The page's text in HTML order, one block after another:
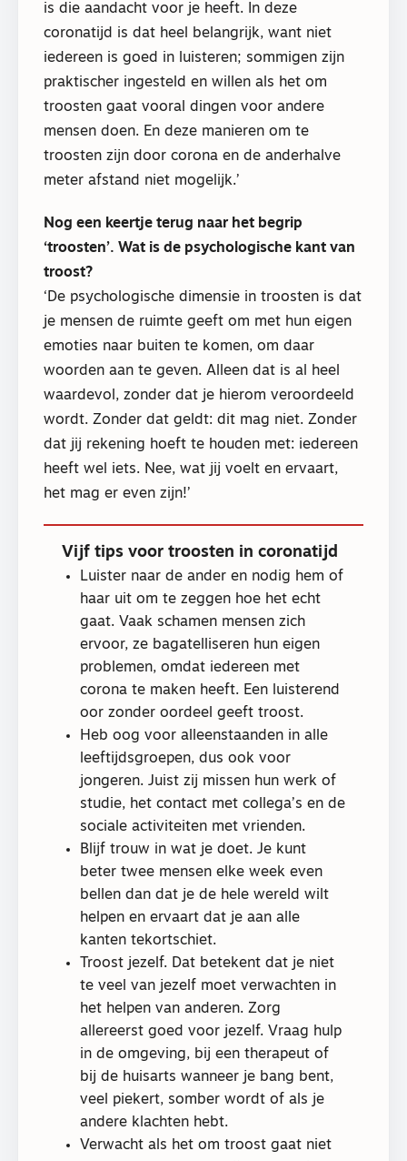
is die aandacht voor je heeft. In deze
coronatijd is dat heel belangrijk, want niet
iedereen is goed in luisteren; sommigen zijn
praktischer ingesteld en willen als het om
troosten gaat vooral dingen voor andere
mensen doen. En deze manieren om te
troosten zijn door corona en de anderhalve
meter afstand niet mogelijk.’
Nog een keertje terug naar het begrip
‘troosten’. Wat is de psychologische kant van
troost?
‘De psychologische dimensie in troosten is dat
je mensen de ruimte geeft om met hun eigen
emoties naar buiten te komen, om daar
woorden aan te geven. Alleen dat is al heel
waardevol, zonder dat je hierom veroordeeld
wordt. Zonder dat geldt: dit mag niet. Zonder
dat jij rekening hoeft te houden met: iedereen
heeft wel iets. Nee, wat jij voelt en ervaart,
het mag er even zijn!’
Vijf tips voor troosten in coronatijd
Luister naar de ander en nodig hem of
haar uit om te zeggen hoe het echt
gaat. Vaak schamen mensen zich
ervoor, ze bagatelliseren hun eigen
problemen, omdat iedereen met
corona te maken heeft. Een luisterend
oor zonder oordeel geeft troost.
Heb oog voor alleenstaanden in alle
leeftijdsgroepen, dus ook voor
jongeren. Juist zij missen hun werk of
studie, het contact met collega’s en de
sociale activiteiten met vrienden.
Blijf trouw in wat je doet. Je kunt
beter twee mensen elke week even
bellen dan dat je de hele wereld wilt
helpen en ervaart dat je aan alle
kanten tekortschiet.
Troost jezelf. Dat betekent dat je niet
te veel van jezelf moet verwachten in
het helpen van anderen. Zorg
allereerst goed voor jezelf. Vraag hulp
in de omgeving, bij een therapeut of
bij de huisarts wanneer je bang bent,
veel piekert, somber wordt of als je
andere klachten hebt.
Verwacht als het om troost gaat niet